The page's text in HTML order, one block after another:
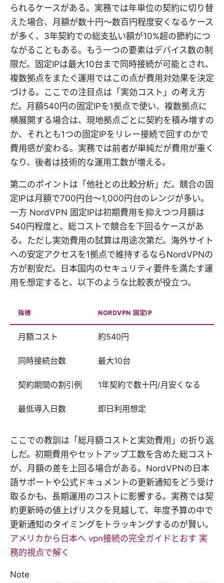
られるケースがある。実務では年単位の契約に切り替
えた場合、月額が数十円〜数百円程度安くなるケース
が多く、3年契約での総支払い額が10%超の節約につ
ながることもある。もう一つの要素はデバイス数の制
限だ。固定IPは最大10台まで同時接続が可能とされ、
複数拠点をまたぐ運用ではこの点が費用対効果を決定
づける。ここでの注目点は「実効コスト」の考え方
だ。月額540円の固定IPを1拠点で使い、複数拠点に
横展開する場合は、現地拠点ごとに契約を積み増すの
か、それとも1つの固定IPをリレー接続で回すのかで
費用感が変わる。実務では前者が単純だが費用が重く
なり、後者は技術的な運用工数が増える。
第二のポイントは「他社との比較分析」だ。競合の固
定IPは月額で700円台〜1,000円台のレンジが多い。
一方 NordVPN 固定IPは初期費用を抑えつつ月額は
540円程度と、総コストで競合を下回るケースがあ
る。ただし実効費用の試算は用途次第だ。海外サイト
への安定アクセスを1拠点で維持するならNordVPNの
方が割安だ。日本国内のセキュリティ要件を満たす運
用を想定すると、以下のような比較表が役立つ。
指標 NORDVPN 固定IP
月額コスト 約540円
同時接続台数 最大10台
契約期間の割引例 1年契約で数十円/月安くなる
最低導入日数 即日利用想定
ここでの教訓は「総月額コストと実効費用」の折り返
しだ。初期費用やセットアップ工数を含めた総コスト
が、月額の差を上回る場合がある。NordVPNの日本
語サポートや公式ドキュメントの更新通知をどう受け
取るかも、長期運用のコストに影響する。実務では契
約更新時の値上げリスクを見越して、年度予算の中で
更新通知のタイミングをトラッキングするのが賢い。
アメリカから日本へ vpn接続の完全ガイドとおす 実
務的視点で解く
Note